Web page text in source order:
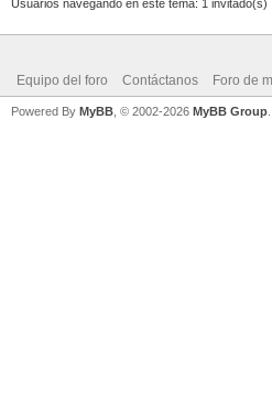
Usuarios navegando en este tema: 1 invitado(s)
Equipo del foro Contáctanos Foro de
Powered By MyBB , © 2002-2026 MyBB Group